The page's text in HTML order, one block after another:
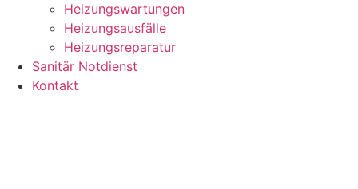
Heizungswartungen
Heizungsausfälle
Heizungsreparatur
Sanitär Notdienst
Kontakt